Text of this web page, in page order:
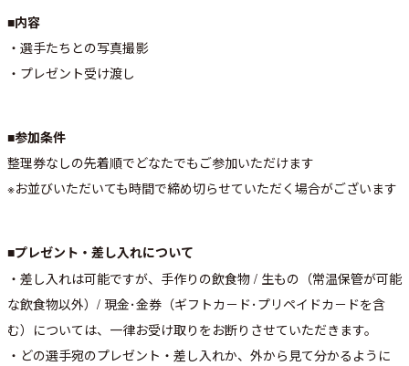
■内容
・選手たちとの写真撮影
・プレゼント受け渡し
■参加条件
整理券なしの先着順でどなたでもご参加いただけます
※お並びいただいても時間で締め切らせていただく場合がございます
■プレゼント・差し入れについて
・差し入れは可能ですが、手作りの飲食物 / 生もの（常温保管が可能
な飲食物以外）/ 現金･金券（ギフトカ－ド･プリペイドカ－ドを含
む）については、一律お受け取りをお断りさせていただきます。
・どの選手宛のプレゼント・差し入れか、外から見て分かるように